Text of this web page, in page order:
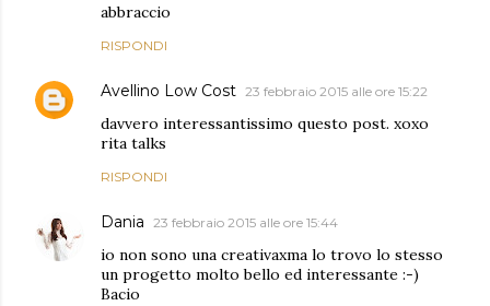
abbraccio
RISPONDI
Avellino Low Cost 23 febbraio 2015 alle ore 15:22
davvero interessantissimo questo post. xoxo
rita talks
RISPONDI
Dania 23 febbraio 2015 alle ore 15:44
io non sono una creativaxma lo trovo lo stesso
un progetto molto bello ed interessante :-)
Bacio